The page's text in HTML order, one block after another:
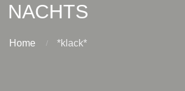
NACHTS
Home *klack*